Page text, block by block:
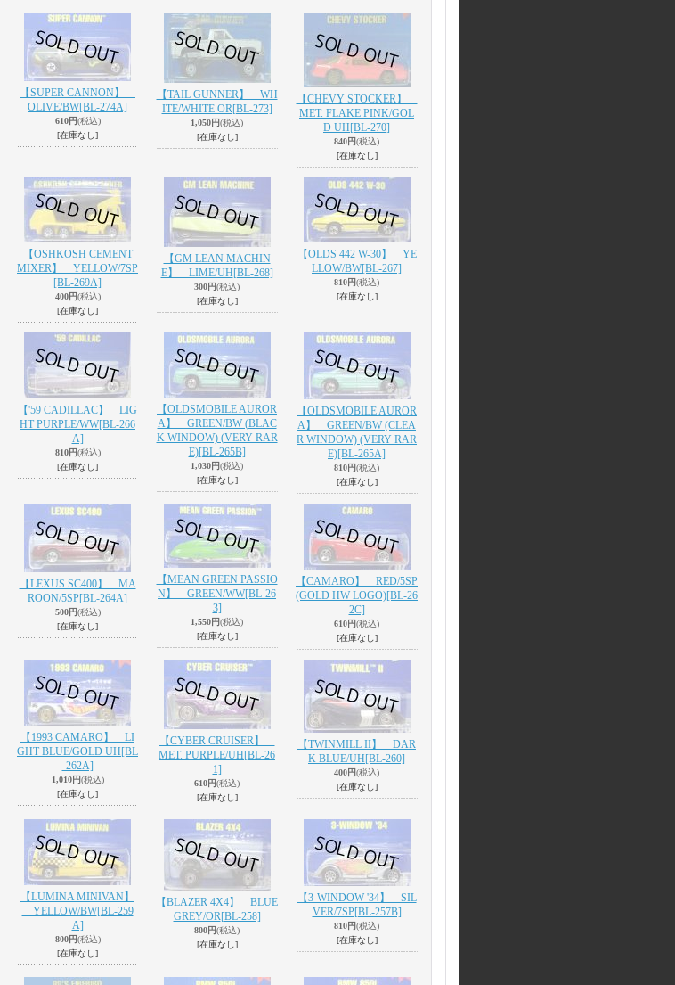
【SUPER CANNON】
OLIVE/BW[BL-274A]
610円(税込)
[在庫なし]
【TAIL GUNNER】 WH
ITE/WHITE OR[BL-273]
1,050円(税込)
[在庫なし]
【CHEVY STOCKER】
MET. FLAKE PINK/GOL
D UH[BL-270]
840円(税込)
[在庫なし]
【OSHKOSH CEMENT
MIXER】 YELLOW/7SP
[BL-269A]
400円(税込)
[在庫なし]
【GM LEAN MACHIN
E】 LIME/UH[BL-268]
300円(税込)
[在庫なし]
【OLDS 442 W-30】 YE
LLOW/BW[BL-267]
810円(税込)
[在庫なし]
【'59 CADILLAC】 LIG
HT PURPLE/WW[BL-266
A]
810円(税込)
[在庫なし]
【OLDSMOBILE AUROR
A】 GREEN/BW (BLAC
K WINDOW) (VERY RAR
E)[BL-265B]
1,030円(税込)
[在庫なし]
【OLDSMOBILE AUROR
A】 GREEN/BW (CLEA
R WINDOW) (VERY RAR
E)[BL-265A]
810円(税込)
[在庫なし]
【LEXUS SC400】 MA
ROON/5SP[BL-264A]
500円(税込)
[在庫なし]
【MEAN GREEN PASSIO
N】 GREEN/WW[BL-26
3]
1,550円(税込)
[在庫なし]
【CAMARO】 RED/5SP
(GOLD HW LOGO)[BL-26
2C]
610円(税込)
[在庫なし]
【1993 CAMARO】 LI
GHT BLUE/GOLD UH[BL
-262A]
1,010円(税込)
[在庫なし]
【CYBER CRUISER】
MET. PURPLE/UH[BL-26
1]
610円(税込)
[在庫なし]
【TWINMILL II】 DAR
K BLUE/UH[BL-260]
400円(税込)
[在庫なし]
【LUMINA MINIVAN】
YELLOW/BW[BL-259
A]
800円(税込)
[在庫なし]
【BLAZER 4X4】 BLUE
GREY/OR[BL-258]
800円(税込)
[在庫なし]
【3-WINDOW '34】 SIL
VER/7SP[BL-257B]
810円(税込)
[在庫なし]